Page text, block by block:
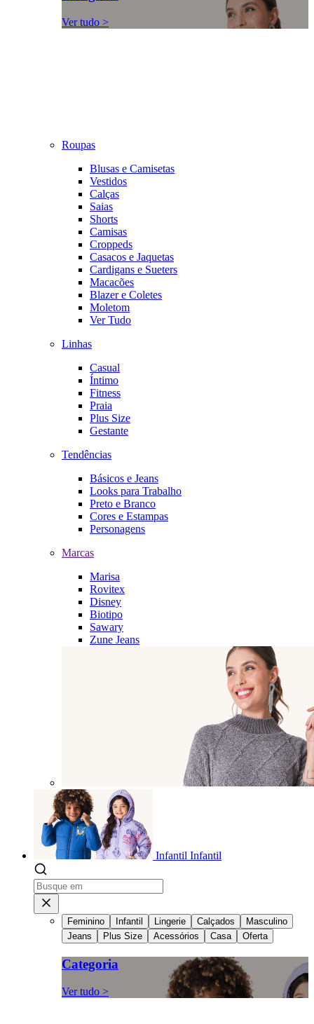
Ver tudo >
Roupas
Blusas e Camisetas
Vestidos
Calças
Saias
Shorts
Camisas
Croppeds
Casacos e Jaquetas
Cardigans e Sueters
Macacões
Blazer e Coletes
Moletom
Ver Tudo
Linhas
Casual
Íntimo
Fitness
Praia
Plus Size
Gestante
Tendências
Básicos e Jeans
Looks para Trabalho
Preto e Branco
Cores e Estampas
Personagens
Marcas
Marisa
Rovitex
Disney
Biotipo
Sawary
Zune Jeans
Infantil Infantil
Feminino Infantil Lingerie Calçados
Masculino
Jeans
Plus Size Acessórios Casa Oferta
Categoria
Ver tudo >